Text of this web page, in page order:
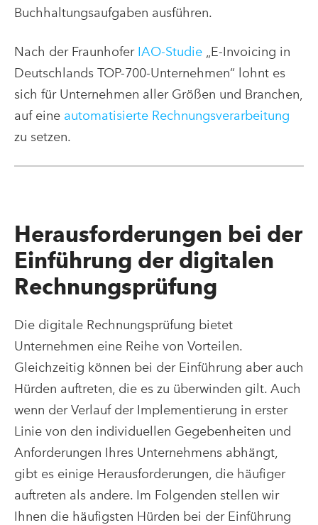
Buchhaltungsaufgaben ausführen.
Nach der Fraunhofer IAO-Studie „E-Invoicing in
Deutschlands TOP-700-Unternehmen“ lohnt es
sich für Unternehmen aller Größen und Branchen,
auf eine automatisierte Rechnungsverarbeitung
zu setzen.
Herausforderungen bei der
Einführung der digitalen
Rechnungsprüfung
Die digitale Rechnungsprüfung bietet
Unternehmen eine Reihe von Vorteilen.
Gleichzeitig können bei der Einführung aber auch
Hürden auftreten, die es zu überwinden gilt. Auch
wenn der Verlauf der Implementierung in erster
Linie von den individuellen Gegebenheiten und
Anforderungen Ihres Unternehmens abhängt,
gibt es einige Herausforderungen, die häufiger
auftreten als andere. Im Folgenden stellen wir
Ihnen die häufigsten Hürden bei der Einführung